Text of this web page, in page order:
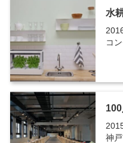
水
コ
神